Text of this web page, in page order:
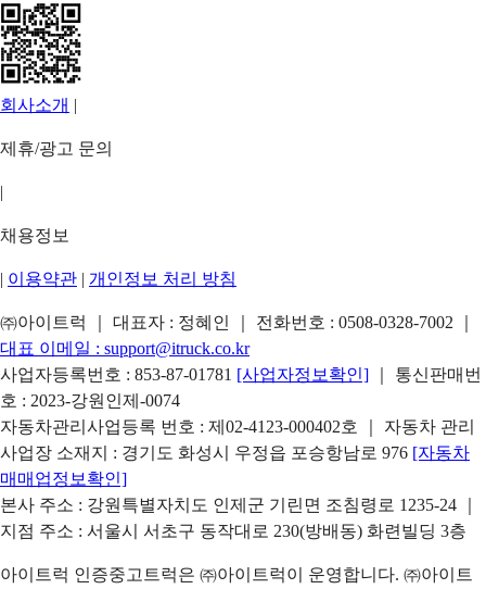
회사소개 |
제휴/광고 문의
|
채용정보
| 이용약관 | 개인정보 처리 방침
㈜아이트럭 ｜ 대표자 : 정혜인 ｜ 전화번호 : 0508-0328-7002
대표 이메일 : support@itruck.co.kr
사업자등록번호 : 853-87-01781 [사업자정보확인]
｜ 통신판매번
호 : 2023-강원인제-0074
자동차관리사업등록 번호 : 제02-4123-000402호 ｜ 자동차 관리
사업장 소재지 : 경기도 화성시 우정읍 포승항남로 976 [자동차
매매업정보확인]
본사 주소 : 강원특별자치도 인제군 기린면 조침령로 1235-24 ｜
지점 주소 : 서울시 서초구 동작대로 230(방배동) 화련빌딩 3층
아이트럭 인증중고트럭은 ㈜아이트럭이 운영합니다. ㈜아이트